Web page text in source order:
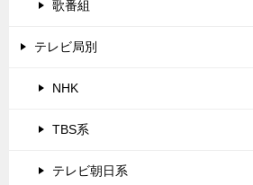
歌番組
テレビ局別
NHK
TBS系
テレビ朝日系